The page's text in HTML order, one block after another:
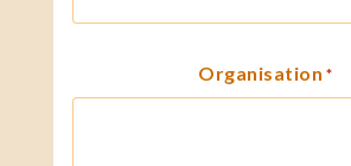
Organisation *